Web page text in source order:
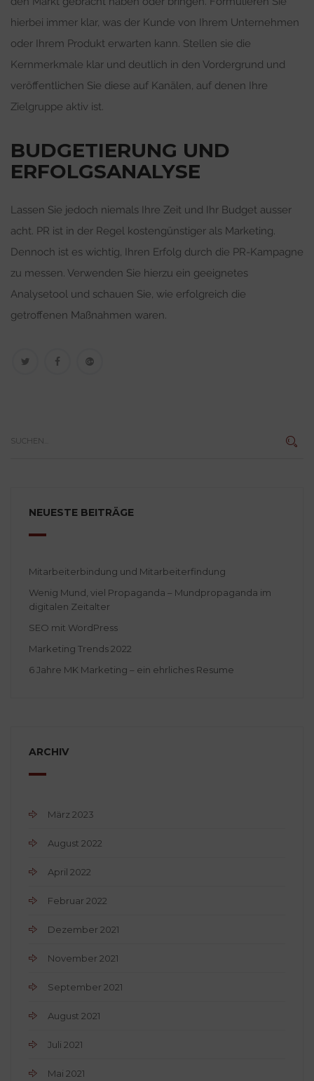
hierbei immer klar, was der Kunde von Ihrem Unternehmen
oder Ihrem Produkt erwarten kann. Stellen sie die
Kernmerkmale klar und deutlich in den Vordergrund und
veröffentlichen Sie diese auf Kanälen, auf denen Ihre
Zielgruppe aktiv ist.
BUDGETIERUNG UND
ERFOLGSANALYSE
Lassen Sie jedoch niemals Ihre Zeit und Ihr Budget ausser
acht. PR ist in der Regel kostengünstiger als Marketing.
Dennoch ist es wichtig, Ihren Erfolg durch die PR-Kampagne
zu messen. Verwenden Sie hierzu ein geeignetes
Analysetool und schauen Sie, wie erfolgreich die
getroffenen Maßnahmen waren.
NEUESTE BEITRÄGE
Mitarbeiterbindung und Mitarbeiterfindung
Wenig Mund, viel Propaganda – Mundpropaganda im
digitalen Zeitalter
SEO mit WordPress
Marketing Trends 2022
6 Jahre MK Marketing – ein ehrliches Resume
ARCHIV
März 2023
August 2022
April 2022
Februar 2022
Dezember 2021
November 2021
September 2021
August 2021
Juli 2021
Mai 2021